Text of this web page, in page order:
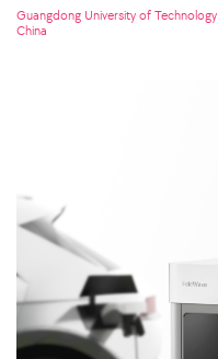
Guangdong University of Technology
China